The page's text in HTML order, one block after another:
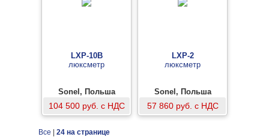
LXP-10В
люксметр
Sonel, Польша
104 500 руб. с НДС
LXP-2
люксметр
Sonel, Польша
57 860 руб. с НДС
Все 24 на странице